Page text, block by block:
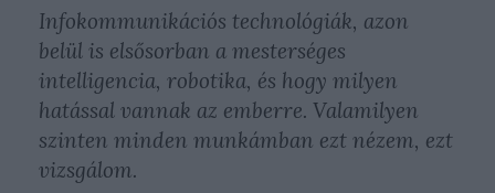
Infokommunikációs technológiák, azon
belül is elsősorban a mesterséges
intelligencia, robotika, és hogy milyen
hatással vannak az emberre. Valamilyen
szinten minden munkámban ezt nézem, ezt
vizsgálom.